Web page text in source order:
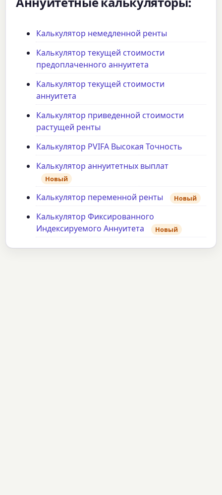
Аннуитетные калькуляторы:
Калькулятор немедленной ренты
Калькулятор текущей стоимости
предоплаченного аннуитета
Калькулятор текущей стоимости
аннуитета
Калькулятор приведенной стоимости
растущей ренты
Калькулятор PVIFA Высокая Точность
Калькулятор аннуитетных выплат
Новый
Калькулятор переменной ренты Новый
Калькулятор Фиксированного
Индексируемого Аннуитета
Новый